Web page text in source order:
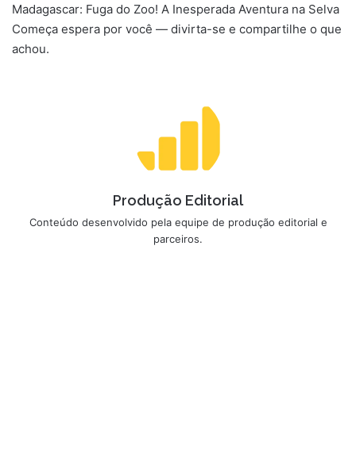
Madagascar: Fuga do Zoo! A Inesperada Aventura na Selva
Começa espera por você — divirta-se e compartilhe o que
achou.
Produção Editorial
Conteúdo desenvolvido pela equipe de produção editorial e
parceiros.